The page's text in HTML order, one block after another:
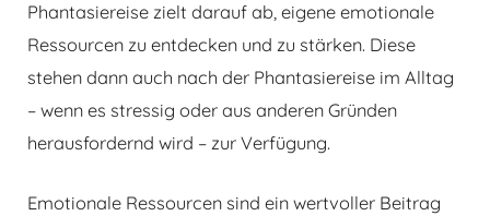
Phantasiereise zielt darauf ab, eigene emotionale
Ressourcen zu entdecken und zu stärken. Diese
stehen dann auch nach der Phantasiereise im Alltag
– wenn es stressig oder aus anderen Gründen
herausfordernd wird – zur Verfügung.
Emotionale Ressourcen sind ein wertvoller Beitrag